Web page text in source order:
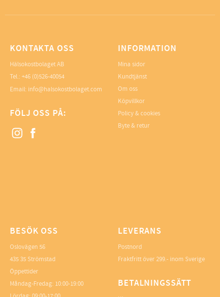
KONTAKTA OSS
Hälsokostbolaget AB
Tel.: +46 (0)526-40054
Email: info@halsokostbolaget.com
FÖLJ OSS PÅ:
INFORMATION
Mina sidor
Kundtjänst
Om oss
Köpvillkor
Policy & cookies
Byte & retur
BESÖK OSS
Oslovägen 56
435 35 Strömstad
Öppettider
Måndag-Fredag: 10:00-19:00
LEVERANS
Postnord
Fraktfritt över 299.- inom Sverige
BETALNINGSSÄTT